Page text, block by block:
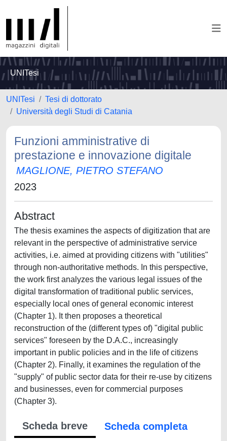
UNITesi
UNITesi
Tesi di dottorato
Università degli Studi di Catania
Funzioni amministrative di
prestazione e innovazione digitale
MAGLIONE, PIETRO STEFANO
2023
Abstract
The thesis examines the aspects of digitization that are
relevant in the perspective of administrative service
activities, i.e. aimed at providing citizens with "utilities"
through non-authoritative methods. In this perspective,
the work first analyzes the various legal issues of the
digital transformation of traditional public services,
especially local ones of general economic interest
(Chapter 1). It then proposes a theoretical
reconstruction of the (different types of) "digital public
services" foreseen by the D.A.C., increasingly
important in public policies and in the life of citizens
(Chapter 2). Finally, it examines the regulation of the
"supply" of public sector data for their re-use by citizens
and businesses, even for commercial purposes
(Chapter 3).
Scheda breve
Scheda completa